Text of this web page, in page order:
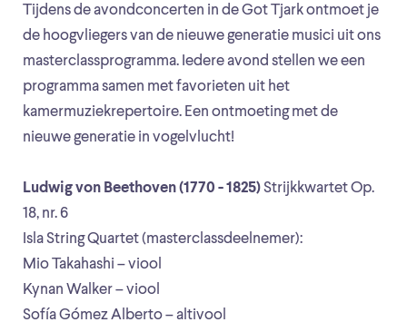
Tijdens de avondconcerten in de Got Tjark ontmoet je
de hoogvliegers van de nieuwe generatie musici uit ons
masterclassprogramma. Iedere avond stellen we een
programma samen met favorieten uit het
kamermuziekrepertoire. Een ontmoeting met de
nieuwe generatie in vogelvlucht!
Ludwig von Beethoven (1770 - 1825)Strijkkwartet Op.
18, nr. 6
Isla String Quartet (masterclassdeelnemer):
Mio Takahashi – viool
Kynan Walker – viool
Sofía Gómez Alberto – altivool